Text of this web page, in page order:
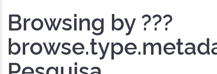
Browsing by ???